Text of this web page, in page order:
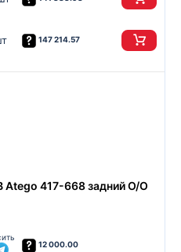
147 214.57
417-668 задний O/O
12 000.00